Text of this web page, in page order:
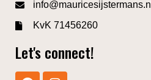
info@mauricesijstermans.nl
KvK 71456260
Let's connect!